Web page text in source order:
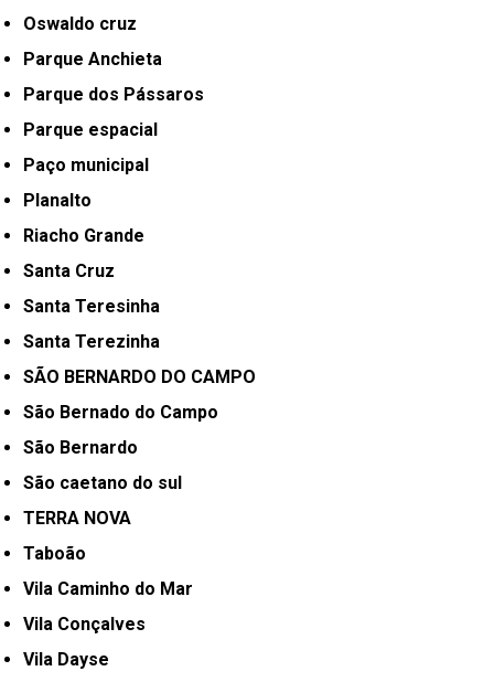
Oswaldo cruz
Parque Anchieta
Parque dos Pássaros
Parque espacial
Paço municipal
Planalto
Riacho Grande
Santa Cruz
Santa Teresinha
Santa Terezinha
SÃO BERNARDO DO CAMPO
São Bernado do Campo
São Bernardo
São caetano do sul
TERRA NOVA
Taboão
Vila Caminho do Mar
Vila Conçalves
Vila Dayse